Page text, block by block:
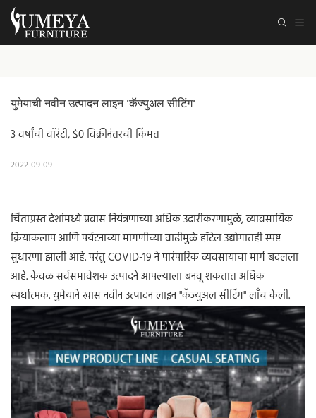
युमेयाची नवीन उत्पादन लाइन 'कॅज्युअल सीटिंग'
3 वर्षांची वॉरंटी, $0 विक्रीनंतरची किंमत
2022-09-09
चिंताग्रस्त देशांमध्ये प्रवास नियंत्रणाच्या अधिक उदारीकरणामुळे, व्यावसायिक
क्रियाकलाप आणि पर्यटनाच्या मागणीच्या वाढीमुळे हॉटेल उद्योगातही स्पष्ट
सुधारणा झाली आहे. परंतु COVID-19 ने पारंपारिक व्यवसायाचा मार्ग बदलला
आहे. केवळ सर्वसमावेशक उत्पादने आपल्याला बनवू शकतात अधिक
स्पर्धात्मक. युमेयाने खास नवीन उत्पादन लाइन "कॅज्युअल सीटिंग" लाँच केली.